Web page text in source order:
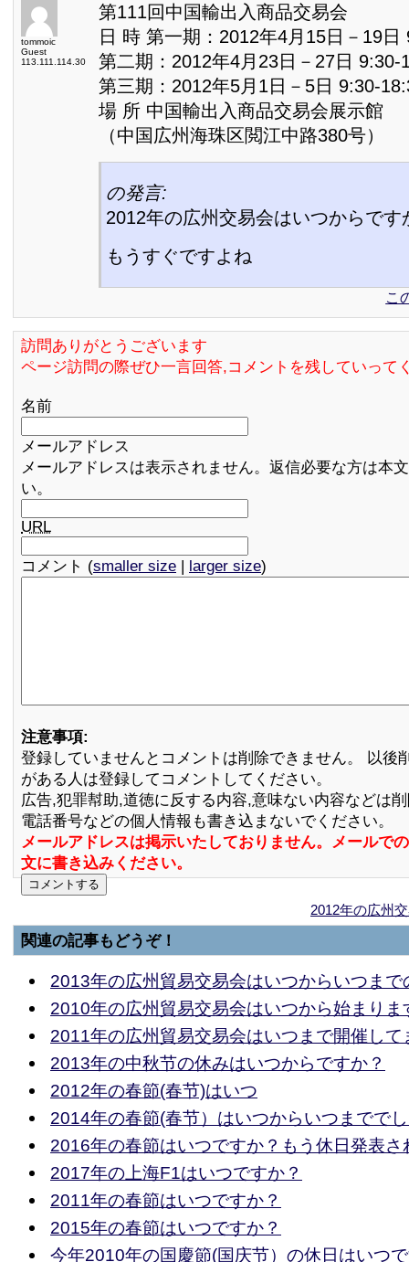
tommoic
Guest
113.111.114.30
第111回中国輸出入商品交易会
日 時 第一期：2012年4月15日－19日
第二期：2012年4月23日－27日 9:30-
第三期：2012年5月1日－5日 9:30-
場 所 中国輸出入商品交易会展示館
（中国広州海珠区閲江中路380号）
の発言:
2012年の広州交易会はいつからです
もうすぐですよね
こ
訪問ありがとうございます
ページ訪問の際ぜひ一言回答,コメントを残していって
名前
メールアドレス
メールアドレスは表示されません。返信必要な方は本
い。
URL
コメント (smaller size | larger size)
注意事項:
登録していませんとコメントは削除できません。 以後
がある人は登録してコメントしてください。
広告,犯罪幇助,道徳に反する内容,意味ない内容などは
電話番号などの個人情報も書き込まないでください。
メールアドレスは掲示いたしておりません。メールで
文に書き込みください。
2012年の広州
関連の記事もどうぞ！
2013年の広州貿易交易会はいつからいつまで
2010年の広州貿易交易会はいつから始まりま
2011年の広州貿易交易会はいつまで開催して
2013年の中秋节の休みはいつからですか？
2012年の春節(春节)はいつ
2014年の春節(春节）はいつからいつまでで
2016年の春節はいつですか？もう休日発表さ
2017年の上海F1はいつですか？
2011年の春節はいつですか？
2015年の春節はいつですか？
今年2010年の国慶節(国庆节）の休日はいつ